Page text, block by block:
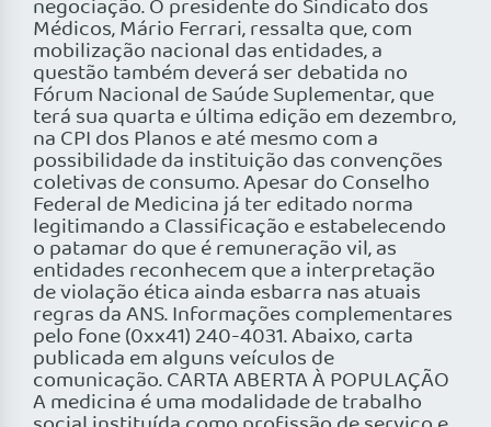
negociação. O presidente do Sindicato dos
Médicos, Mário Ferrari, ressalta que, com
mobilização nacional das entidades, a
questão também deverá ser debatida no
Fórum Nacional de Saúde Suplementar, que
terá sua quarta e última edição em dezembro,
na CPI dos Planos e até mesmo com a
possibilidade da instituição das convenções
coletivas de consumo. Apesar do Conselho
Federal de Medicina já ter editado norma
legitimando a Classificação e estabelecendo
o patamar do que é remuneração vil, as
entidades reconhecem que a interpretação
de violação ética ainda esbarra nas atuais
regras da ANS. Informações complementares
pelo fone (0xx41) 240-4031. Abaixo, carta
publicada em alguns veículos de
comunicação. CARTA ABERTA À POPULAÇÃO
A medicina é uma modalidade de trabalho